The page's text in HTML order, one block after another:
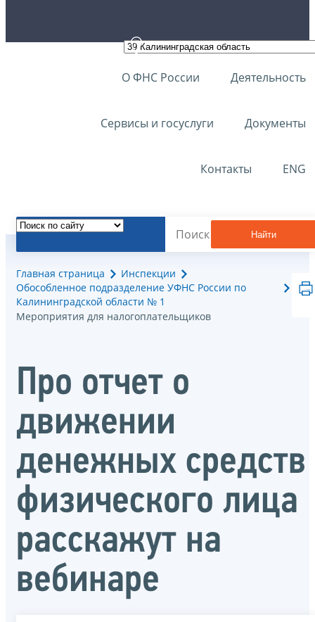
О ФНС России Деятельность
Сервисы и госуслуги Документы
Контакты ENG
Найти
Главная страница
Инспекции
Обособленное подразделение УФНС России по
Калининградской области № 1
Мероприятия для налогоплательщиков
Про отчет о
движении
денежных средств
физического лица
расскажут на
вебинаре